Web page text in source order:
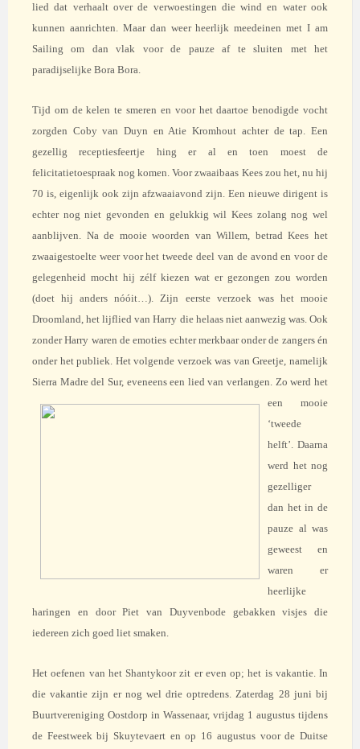
lied dat verhaalt over de verwoestingen die wind en water ook
kunnen aanrichten. Maar dan weer heerlijk meedeinen met I am
Sailing om dan vlak voor de pauze af te sluiten met het
paradijselijke Bora Bora.
Tijd om de kelen te smeren en voor het daartoe benodigde vocht
zorgden Coby van Duyn en Atie Kromhout achter de tap. Een
gezellig receptiesfeertje hing er al en toen moest de
felicitatietoespraak nog komen. Voor zwaaibaas Kees zou het, nu hij
70 is, eigenlijk ook zijn afzwaaiavond zijn. Een nieuwe dirigent is
echter nog niet gevonden en gelukkig wil Kees zolang nog wel
aanblijven. Na de mooie woorden van Willem, betrad Kees het
zwaaigestoelte weer voor het tweede deel van de avond en voor de
gelegenheid mocht hij zélf kiezen wat er gezongen zou worden
(doet hij anders nóóit…). Zijn eerste verzoek was het mooie
Droomland, het lijflied van Harry die helaas niet aanwezig was. Ook
zonder Harry waren de emoties echter merkbaar onder de zangers én
onder het publiek. Het volgende verzoek was van Greetje, namelijk
Sierra Madre del Sur, eveneens een lied van verlangen. Zo werd het
een mooie
‘tweede
helft’. Daarna
werd het nog
gezelliger
dan het in de
pauze al was
geweest en
waren er
heerlijke
haringen en door Piet van Duyvenbode gebakken visjes die
iedereen zich goed liet smaken.
Het oefenen van het Shantykoor zit er even op; het is vakantie. In
die vakantie zijn er nog wel drie optredens. Zaterdag 28 juni bij
Buurtvereniging Oostdorp in Wassenaar, vrijdag 1 augustus tijdens
de Feestweek bij Skuytevaert en op 16 augustus voor de Duitse